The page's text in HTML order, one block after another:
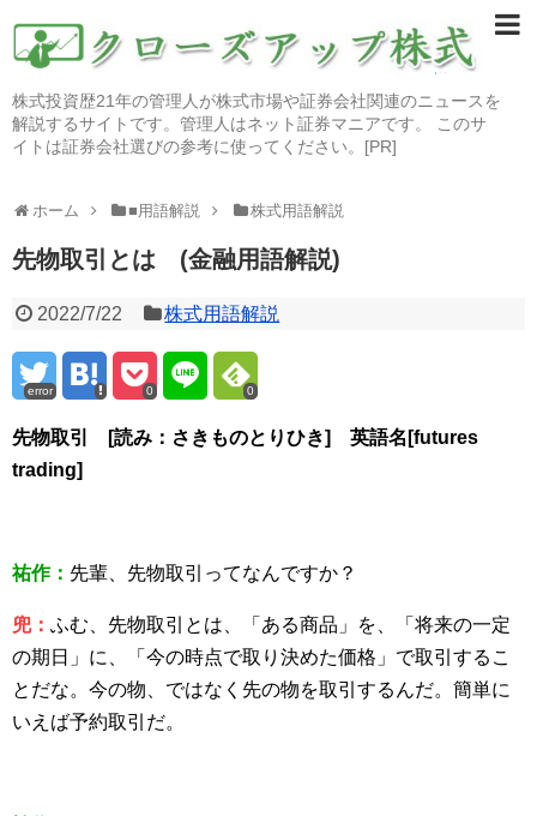
株式投資歴21年の管理人が株式市場や証券会社関連のニュースを
解説するサイトです。管理人はネット証券マニアです。 このサ
イトは証券会社選びの参考に使ってください。[PR]
ホーム ■用語解説 株式用語解説
先物取引とは (金融用語解説)
2022/7/22 株式用語解説
error 0 0
先物取引 [読み：さきものとりひき] 英語名[futures
trading]
祐作： 先輩、先物取引ってなんですか？
兜： ふむ、先物取引とは、「ある商品」を、「将来の一定
の期日」に、「今の時点で取り決めた価格」で取引するこ
とだな。今の物、ではなく先の物を取引するんだ。簡単に
いえば予約取引だ。